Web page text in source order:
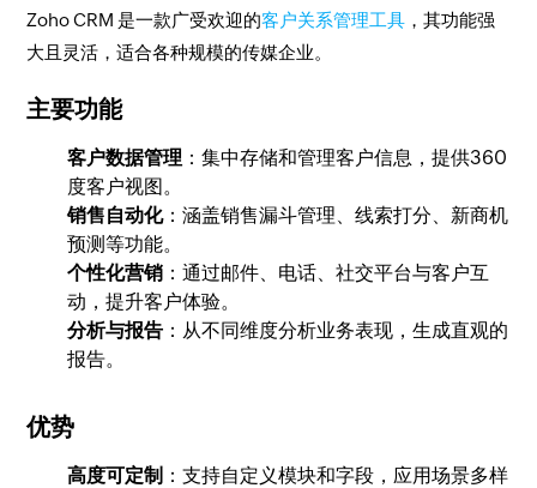
Zoho CRM 是一款广受欢迎的客户关系管理工具 ，其功能强
大且灵活，适合各种规模的传媒企业。
主要功能
客户数据管理 ：集中存储和管理客户信息，提供360
度客户视图。
销售自动化：涵盖销售漏斗管理、线索打分、新商机
预测等功能。
个性化营销 ：通过邮件、电话、社交平台与客户互
动，提升客户体验。
分析与报告 ：从不同维度分析业务表现，生成直观的
报告。
优势
高度可定制 ：支持自定义模块和字段，应用场景多样